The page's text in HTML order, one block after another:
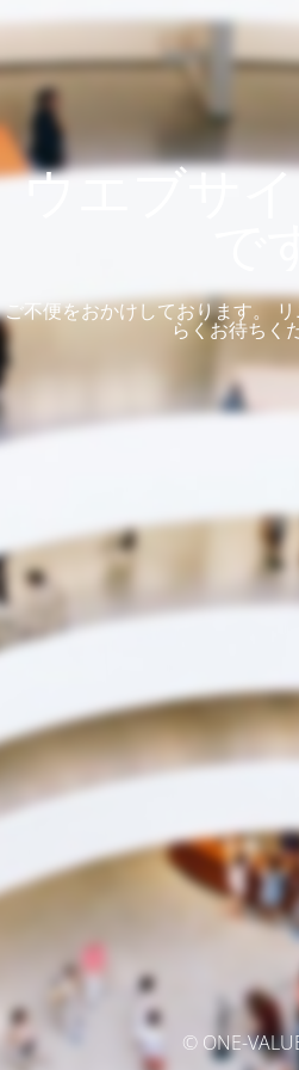
ウエブサイ
ご不便をおかけしております。 リ
らくお待ちく
© ONE-